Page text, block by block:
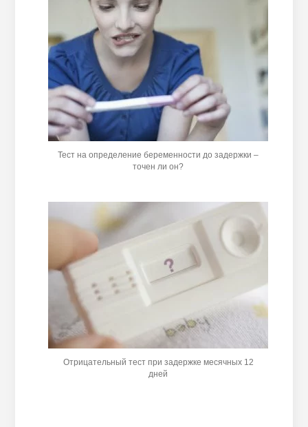
Тест на определение беременности до задержки –
точен ли он?
Отрицательный тест при задержке месячных 12
дней